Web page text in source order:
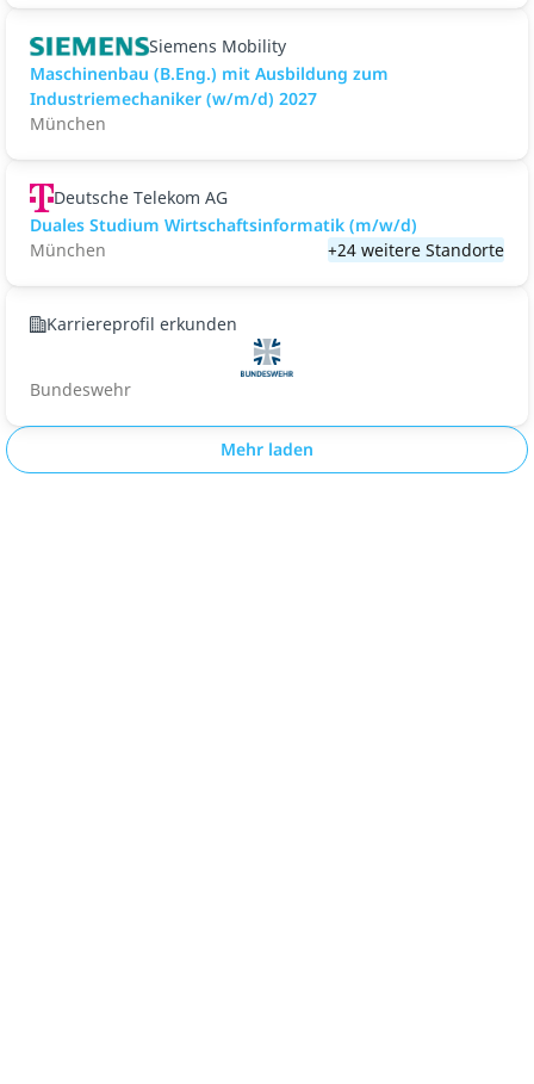
Siemens Mobility
Maschinenbau (B.Eng.) mit Ausbildung zum
Industriemechaniker (w/m/d) 2027
München
Deutsche Telekom AG
Duales Studium Wirtschaftsinformatik (m/w/d)
München
+24 weitere Standorte
Karriereprofil erkunden
Bundeswehr
Mehr laden